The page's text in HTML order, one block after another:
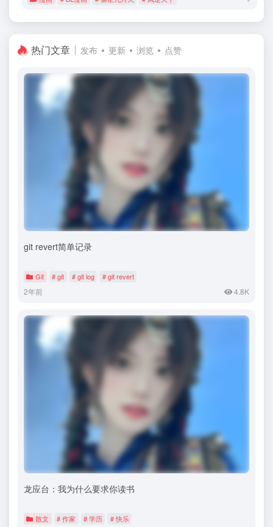
热门文章 发布 更新 浏览 点赞
git revert简单记录
Git # git # git log # git revert
2年前 4.8K
龙应台：我为什么要求你读书
散文 # 作家 # 学历 # 快乐